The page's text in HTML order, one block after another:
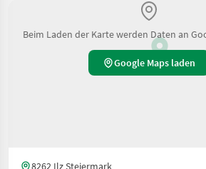
Beim Laden der Karte werden Daten an
Google Maps laden
8262 Ilz Steiermark